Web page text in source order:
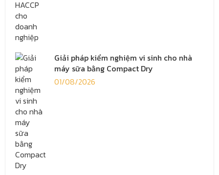
Giải pháp kiểm nghiệm vi sinh cho nhà
máy sữa bằng Compact Dry
01/08/2026